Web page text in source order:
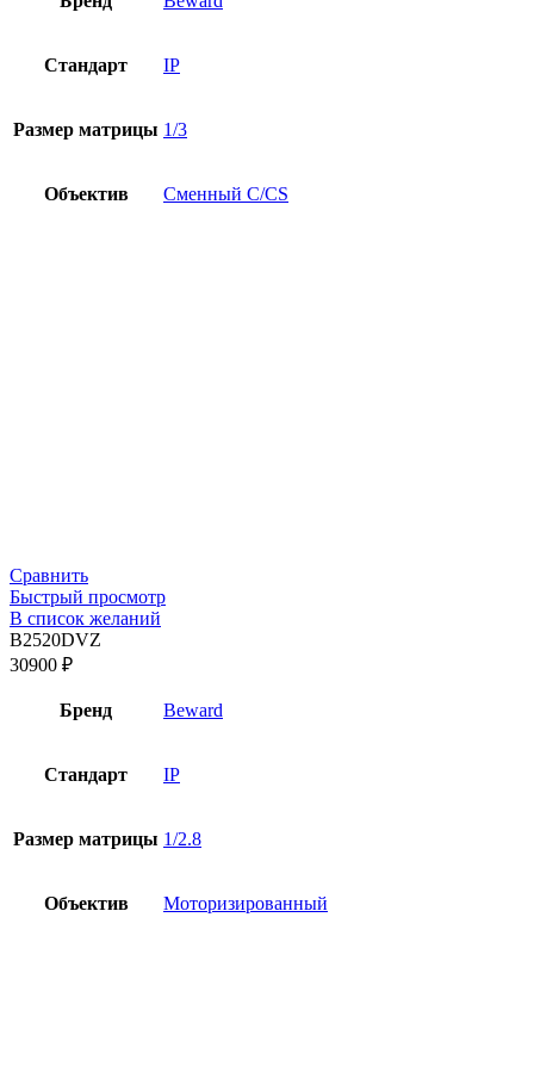
Стандарт IP
Размер матрицы 1/3
Объектив Сменный C/CS
Сравнить
Быстрый просмотр
В список желаний
B2520DVZ
30900 ₽
Бренд Beward
Стандарт IP
Размер матрицы 1/2.8
Объектив Моторизированный